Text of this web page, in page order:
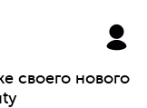
своего нового